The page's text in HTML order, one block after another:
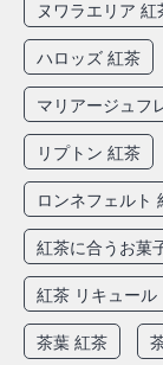
ヌワラエリア 紅
ハロッズ 紅茶
マリアージュフ
リプトン 紅茶
ロンネフェルト
紅茶に合うお菓
紅茶 リキュール
茶葉 紅茶